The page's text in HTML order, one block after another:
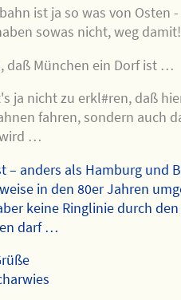
ist ja so was von Osten
sowas nicht, weg damit!
daß München ein Dorf ist …
ja nicht zu erkl#ren, daß
fahren, sondern auch
…
– anders als Hamburg und
in den 80er Jahren
keine Ringlinie durch
darf …